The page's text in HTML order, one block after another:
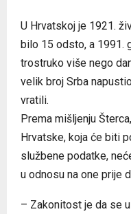
U Hrvatskoj je 1921.
bilo 15 odsto, a 1991.
trostruko više nego
velik broj Srba
vratili.
Prema mišljenju
Hrvatske, koja će biti
službene podatke,
u odnosu na one prije
– Zakonitost je da se